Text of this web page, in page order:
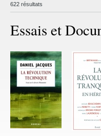
622 résultats
Essais et